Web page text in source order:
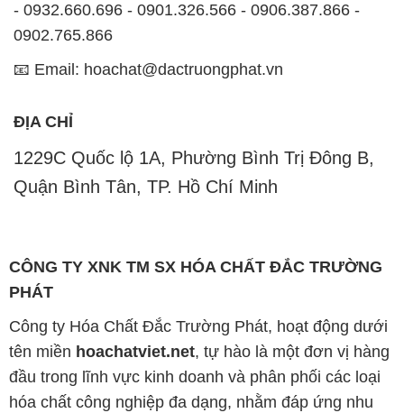
- 0932.660.696 - 0901.326.566 - 0906.387.866 -
0902.765.866
📧 Email: hoachat@dactruongphat.vn
ĐỊA CHỈ
1229C Quốc lộ 1A, Phường Bình Trị Đông B,
Quận Bình Tân, TP. Hồ Chí Minh
CÔNG TY XNK TM SX HÓA CHẤT ĐẮC TRƯỜNG
PHÁT
Công ty Hóa Chất Đắc Trường Phát, hoạt động dưới
tên miền hoachatviet.net, tự hào là một đơn vị hàng
đầu trong lĩnh vực kinh doanh và phân phối các loại
hóa chất công nghiệp đa dạng, nhằm đáp ứng nhu